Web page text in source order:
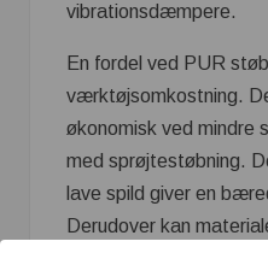
vibrationsdæmpere.
En fordel ved PUR
værktøjsomkostning.
økonomisk ved mindre
med sprøjtestøbning.
lave spild giver en
Derudover kan